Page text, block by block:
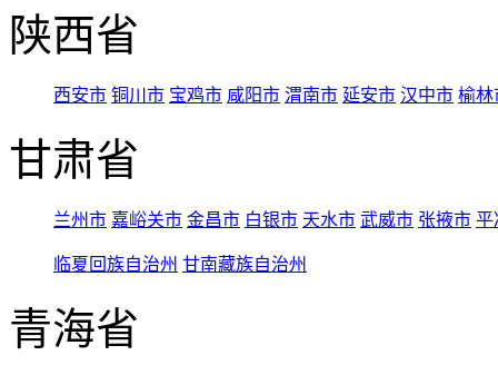
陕西省
西安市 铜川市 宝鸡市 咸阳市 渭南市 延安市 汉中市 榆林
甘肃省
兰州市 嘉峪关市 金昌市 白银市 天水市 武威市 张掖市 平
临夏回族自治州 甘南藏族自治州
青海省